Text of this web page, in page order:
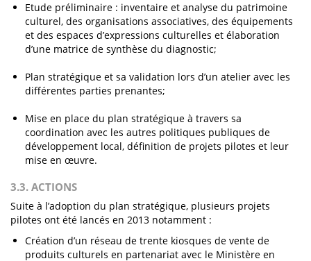
Etude préliminaire : inventaire et analyse du patrimoine
culturel, des organisations associatives, des équipements
et des espaces d’expressions culturelles et élaboration
d’une matrice de synthèse du diagnostic;
Plan stratégique et sa validation lors d’un atelier avec les
différentes parties prenantes;
Mise en place du plan stratégique à travers sa
coordination avec les autres politiques publiques de
développement local, définition de projets pilotes et leur
mise en œuvre.
3.3. ACTIONS
Suite à l’adoption du plan stratégique, plusieurs projets
pilotes ont été lancés en 2013 notamment :
Création d’un réseau de trente kiosques de vente de
produits culturels en partenariat avec le Ministère en